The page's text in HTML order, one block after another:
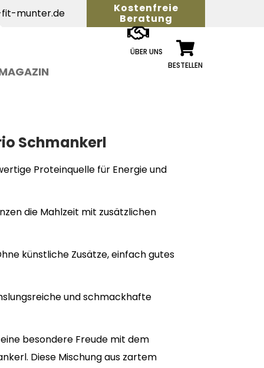
fit-munter.de Kostenfreie
Beratung
ÜBER UNS
BESTELLEN
Schmankerl
Proteinquelle für Energie und
die Mahlzeit mit zusätzlichen
künstliche Zusätze, einfach gutes
und schmackhafte
besondere Freude mit dem
Diese Mischung aus zartem